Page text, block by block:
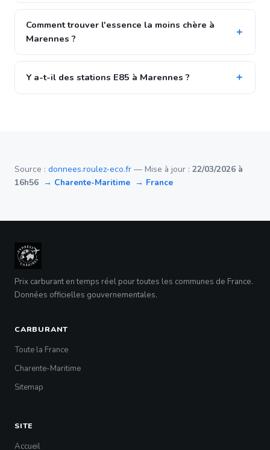
Comment trouver l'essence la moins chère à
Marennes ?
Y a-t-il des stations E85 à Marennes ?
Source : donnees.roulez-eco.fr — Mise à jour : 22/03/2026 à
16h56 → Charente-Maritime → France
Prix carburant en temps réel pour toutes les communes de France.
Données officielles gouvernementales.
CARBURANT
Toute la France
Charente-Maritime
Sitemap
SITE
Accueil